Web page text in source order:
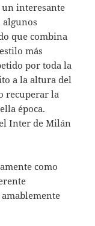
interesante
algunos
que combina
más
por toda la
a la altura del
recuperar la
época.
Inter de Milán
como
amablemente